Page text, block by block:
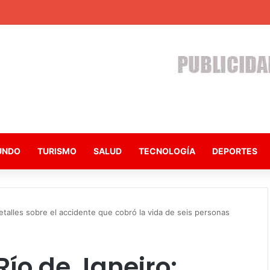
TURISMO SALUD TECNOLOGÍA DEPORTES
sobre el accidente que cobró la vida de seis personas